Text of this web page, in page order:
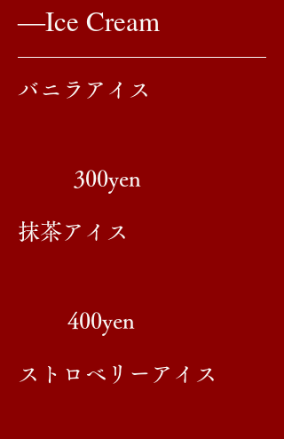
​―Ice Cream
​バニラアイス
300yen
​抹茶アイス
400yen
​ストロベリーアイス